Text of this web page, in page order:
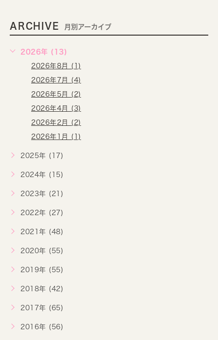
ARCHIVE 月別アーカイブ
2026年 (13)
2026年8月 (1)
2026年7月 (4)
2026年5月 (2)
2026年4月 (3)
2026年2月 (2)
2026年1月 (1)
2025年 (17)
2024年 (15)
2023年 (21)
2022年 (27)
2021年 (48)
2020年 (55)
2019年 (55)
2018年 (42)
2017年 (65)
2016年 (56)